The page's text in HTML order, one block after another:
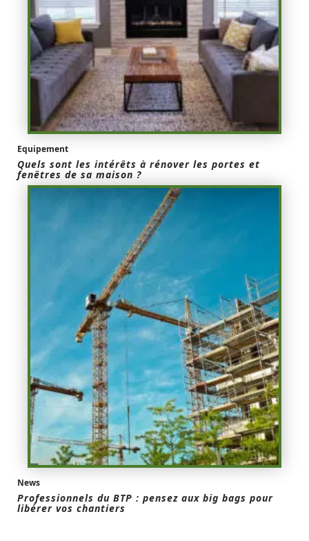
Equipement
Quels sont les intérêts à rénover les portes et
fenêtres de sa maison ?
News
Professionnels du BTP : pensez aux big bags pour
libérer vos chantiers